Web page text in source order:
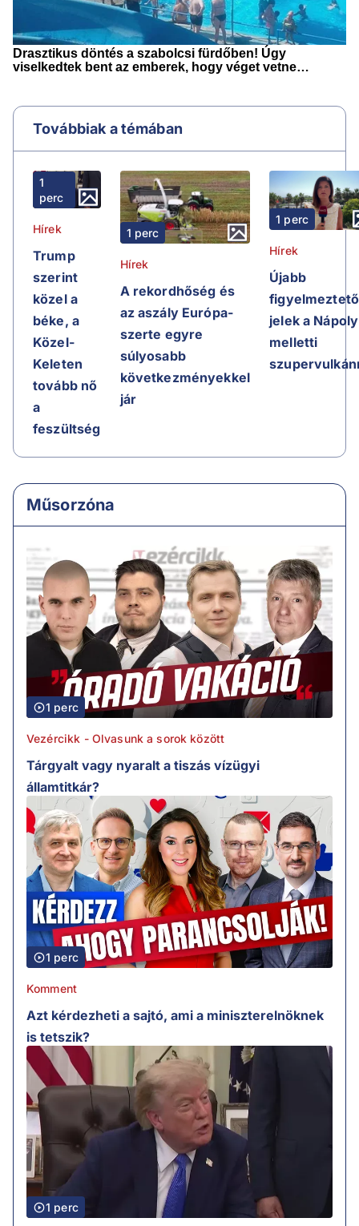
Továbbiak a témában
1
perc
Hírek
Trump
szerint
közel a
béke, a
Közel-
Keleten
tovább nő
a
feszültség
1 perc
Hírek
A rekordhőség és
az aszály Európa-
szerte egyre
súlyosabb
következményekkel
jár
1 perc
Hírek
Újabb
figyelmeztető
jelek a Nápoly
melletti
Műsorzóna
1 perc
Vezércikk - Olvasunk a sorok között
Tárgyalt vagy nyaralt a tiszás vízügyi
államtitkár?
1 perc
Komment
Azt kérdezheti a sajtó, ami a miniszterelnöknek
is tetszik?
1 perc